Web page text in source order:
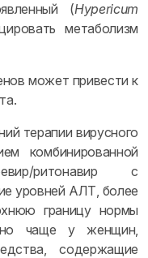
(Hypericum
метаболизм
может привести к
терапии вирусного
комбинированной
ритонавир с
уровней АЛТ, более
границу нормы
чаще у женщин,
содержащие